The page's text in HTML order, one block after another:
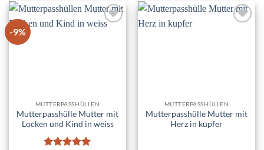
-9%
MUTTERPASSHÜLLEN
Mutterpasshülle Mutter mit
Locken und Kind in weiss
MUTTERPASSHÜLLEN
Mutterpasshülle Mutter mit
Herz in kupfer